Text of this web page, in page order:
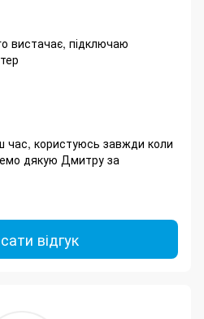
вистачає, підключаю
час, користуюсь завжди коли
дякую Дмитру за
відгук